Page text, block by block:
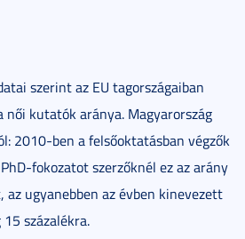
szerint az EU tagországaiban
női kutatók aránya. Magyarország
2010-ben a felsőoktatásban végzők
fokozatot szerzőknél ez az arány
az ugyanebben az évben kinevezett
százalékra.